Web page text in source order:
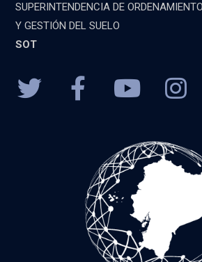
SUPERINTENDENCIA DE
Y GESTIÓN DEL SUELO
SOT